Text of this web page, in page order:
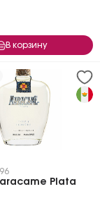
В корзину
Plata